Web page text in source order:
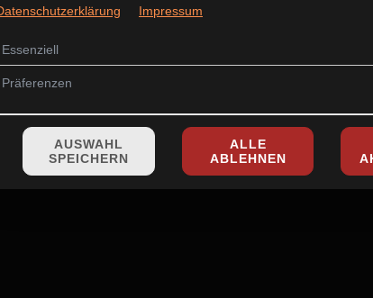
und Wakame Salat und zusätzlich 2 grosse
Impressum
Essenziell
Präferenzen
AUSWAHL
SPEICHERN
ALLE
ABLEHNEN